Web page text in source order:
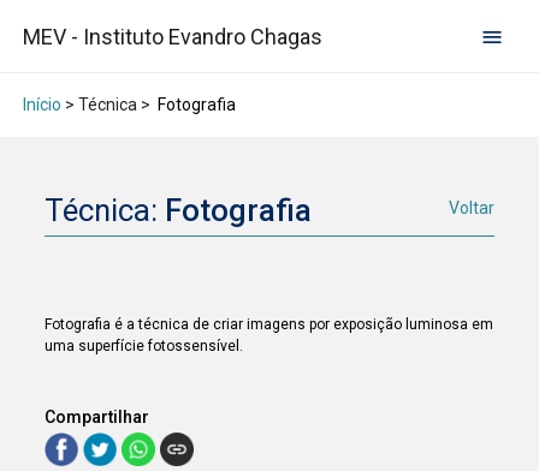
MEV - Instituto Evandro Chagas
Início > Técnica > Fotografia
Técnica: Fotografia Voltar
Fotografia é a técnica de criar imagens por exposição luminosa em
uma superfície fotossensível.
Compartilhar